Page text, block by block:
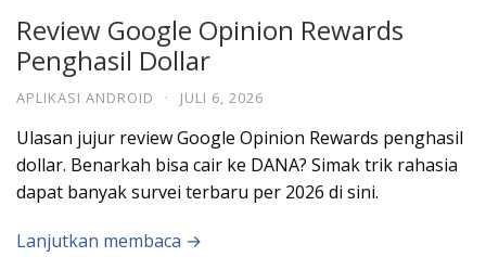
Review Google Opinion Rewards
Penghasil Dollar
APLIKASI ANDROID · JULI 6, 2026
Ulasan jujur review Google Opinion Rewards penghasil
dollar. Benarkah bisa cair ke DANA? Simak trik rahasia
dapat banyak survei terbaru per 2026 di sini.
Lanjutkan membaca →